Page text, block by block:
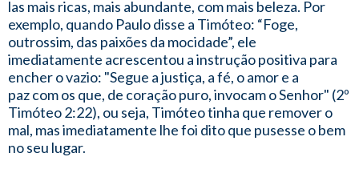
las mais ricas, mais abundante, com mais beleza. Por
exemplo, quando Paulo disse a Timóteo: “Foge,
outrossim, das paixões da mocidade”, ele
imediatamente acrescentou a instrução positiva para
encher o vazio: "Segue a justiça, a fé, o amor e a
paz com os que, de coração puro, invocam o Senhor" (2º
Timóteo 2:22), ou seja, Timóteo tinha que remover o
mal, mas imediatamente lhe foi dito que pusesse o bem
no seu lugar.